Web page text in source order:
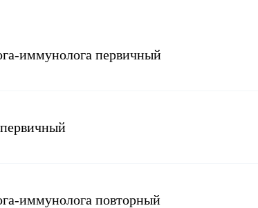
иммунолога первичный
иммунолога повторный